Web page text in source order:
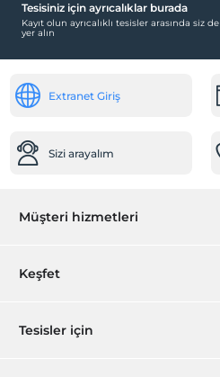
Çalışma Alanları
Havaalanı servisi (ücretli)
Şehir merkezi
Odaya yemek servisi
Diğer
Klima
Tesisiniz için ayrıcalıklar burada
Kayıt olun ayrıcalıklı tesisler arasında siz de
yer alın
Extranet Giriş
Sizi arayalım
Müşteri hizmetleri
Rezervasyon yönet
Keşfet
Hediye Kart
Tesisler için